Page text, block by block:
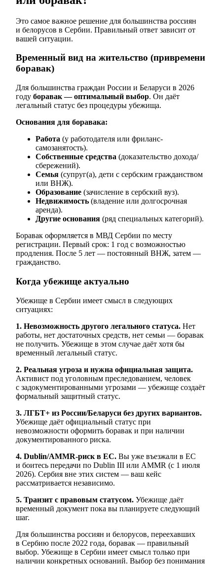
Это самое важное решение для большинства россиян
и белорусов в Сербии. Правильный ответ зависит от
вашей ситуации.
Временный вид на жительство (привремени
боравак)
Для большинства граждан России и Беларуси в 2026
году боравак — оптимальный выбор. Он даёт
легальный статус без процедуры убежища.
Основания для боравака:
Работа (у работодателя или фриланс-
самозанятость).
Собственные средства (доказательство дохода/
сбережений).
Семья (супруг(а), дети с сербским гражданством
или ВНЖ).
Образование (зачисление в сербский вуз).
Недвижимость (владение или долгосрочная
аренда).
Другие основания (ряд специальных категорий).
Боравак оформляется в МВД Сербии по месту
регистрации. Первый срок: 1 год с возможностью
продления. После 5 лет — постоянный ВНЖ, затем —
гражданство.
Когда убежище актуально
Убежище в Сербии имеет смысл в следующих
ситуациях:
1. Невозможность другого легального статуса. Нет
работы, нет достаточных средств, нет семьи — боравак
не получить. Убежище в этом случае даёт хотя бы
временный легальный статус.
2. Реальная угроза и нужна официальная защита.
Активист под уголовным преследованием, человек
с задокументированными угрозами — убежище создаёт
формальный защитный статус.
3. ЛГБТ+ из России/Беларуси без других вариантов.
Убежище даёт официальный статус при
невозможности оформить боравак и при наличии
документированного риска.
4. Dublin/AMMR-риск в ЕС. Вы уже въезжали в ЕС
и боитесь передачи по Dublin III или AMMR (с 1 июля
2026). Сербия вне этих систем — ваш кейс
рассматривается независимо.
5. Транзит с правовым статусом. Убежище даёт
временный документ пока вы планируете следующий
шаг.
Для большинства россиян и белорусов, переехавших
в Сербию после 2022 года, боравак — правильный
выбор. Убежище в Сербии имеет смысл только при
наличии конкретных оснований. Выбор без понимания